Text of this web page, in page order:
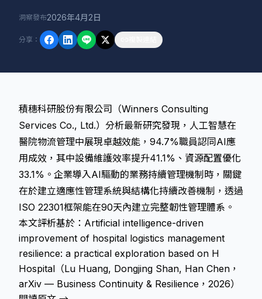
洞察發布2026年4月2日
分享 ：
積穗科研股份有限公司（Winners Consulting
Services Co., Ltd.）分析最新研究發現，人工智慧在
醫院物流管理中展現卓越效能，94.7%職員認同AI應
用成效，其中設備維護效率提升41.1%、資源配置優化
33.1%。企業導入AI驅動的業務持續管理機制時，關鍵
在於建立適應性管理系統與結構化持續改善機制，透過
ISO 22301框架能在90天內建立完整韌性管理體系。
本文評析基於：Artificial intelligence-driven
improvement of hospital logistics management
resilience: a practical exploration based on H
Hospital（Lu Huang, Dongjing Shan, Han Chen，
arXiv — Business Continuity & Resilience，2026）